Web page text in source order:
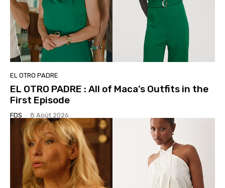
EL OTRO PADRE
EL OTRO PADRE : All of Maca’s Outfits in the
First Episode
FDS - 8 Août 2026